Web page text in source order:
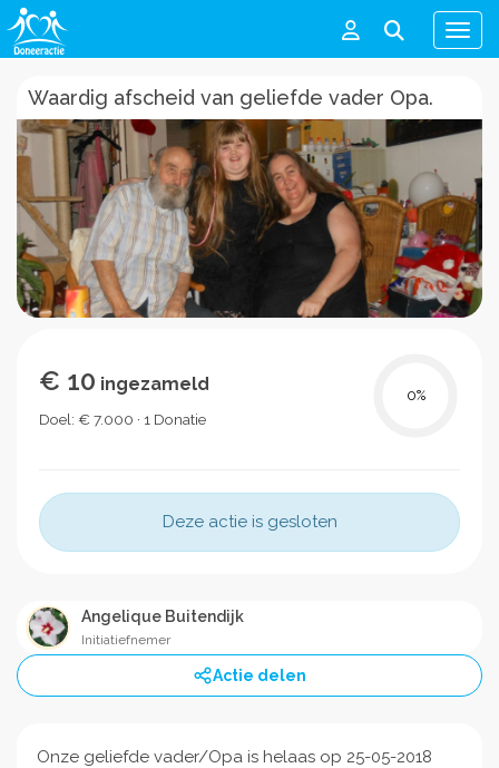
Menu
Waardig afscheid van geliefde vader Opa.
€ 10 ingezameld
Doel: € 7.000 · 1 Donatie
0%
Deze actie is gesloten
Angelique Buitendijk
Initiatiefnemer
Actie delen
Onze geliefde vader/Opa is helaas op 25-05-2018